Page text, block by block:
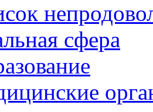
сфера